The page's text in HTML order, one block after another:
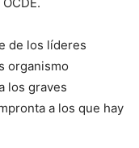
de los líderes
organismo
los graves
a los que hay